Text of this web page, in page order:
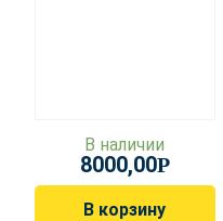
В наличии
8000,00Р
В корзину